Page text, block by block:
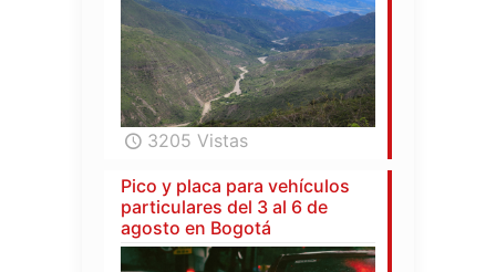
3205 Vistas
Pico y placa para vehículos
particulares del 3 al 6 de
agosto en Bogotá